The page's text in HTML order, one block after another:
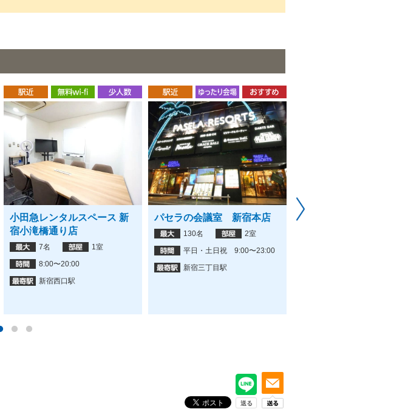
小田急レンタルスペース 新
宿小滝橋通り店
7名
1室
8:00〜20:00
新宿西口駅
パセラの会議室 新宿本店
130名
2室
平日・土日祝 9:00〜23:00
新宿三丁目駅
Regus 新宿パークタワ